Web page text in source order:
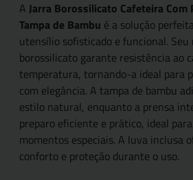
A Jarra Borossilicato Cafeteira Com
Tampa de Bambu é a solução
utensílio sofisticado e funcional.
borossilicato garante resistência ao
temperatura, tornando-a ideal para
com elegância. A tampa de bambu
estilo natural, enquanto a prensa
preparo eficiente e prático, ideal
momentos especiais. A luva inclusa
conforto e proteção durante o uso.